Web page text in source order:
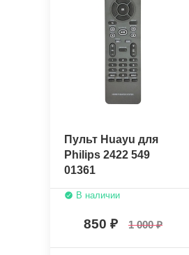
Пульт Huayu для
Philips 2422 549
01361
В наличии
850 1 000